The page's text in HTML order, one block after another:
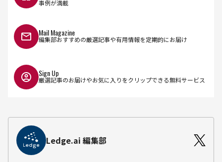
事例が満載
Mail Magazine
編集部おすすめの厳選記事や有用情報を定期的にお届け
Sign Up
厳選記事のお届けやお気に入りをクリップできる無料サービス
Ledge.ai 編集部